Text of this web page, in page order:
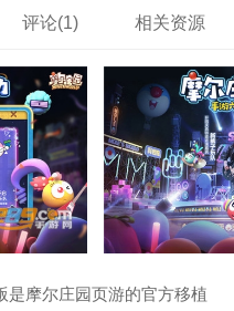
评论(1) 相关资源
是摩尔庄园页游的官方移植